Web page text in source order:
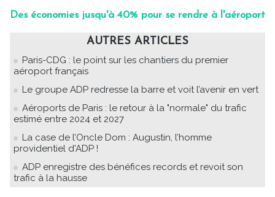
Des économies jusqu'à 40% pour se rendre à l'aéroport
AUTRES ARTICLES
Paris-CDG : le point sur les chantiers du premier
aéroport français
Le groupe ADP redresse la barre et voit l’avenir en vert
Aéroports de Paris : le retour à la "normale" du trafic
estimé entre 2024 et 2027
La case de l’Oncle Dom : Augustin, l’homme
providentiel d'ADP !
ADP enregistre des bénéfices records et revoit son
trafic à la hausse